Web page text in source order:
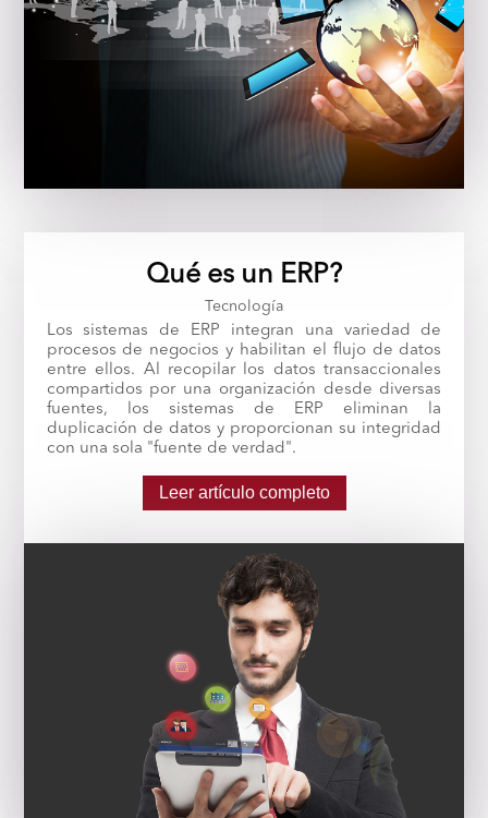
Qué es un ERP?
Tecnología
Los sistemas de ERP integran una variedad de
procesos de negocios y habilitan el flujo de datos
entre ellos. Al recopilar los datos transaccionales
compartidos por una organización desde diversas
fuentes, los sistemas de ERP eliminan la
duplicación de datos y proporcionan su integridad
con una sola "fuente de verdad".
Leer artículo completo